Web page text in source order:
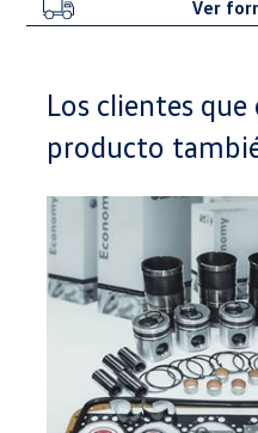
Ver
Los clientes
producto